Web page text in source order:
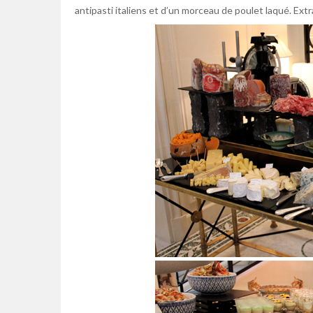
antipasti italiens et d’un morceau de poulet laqué.